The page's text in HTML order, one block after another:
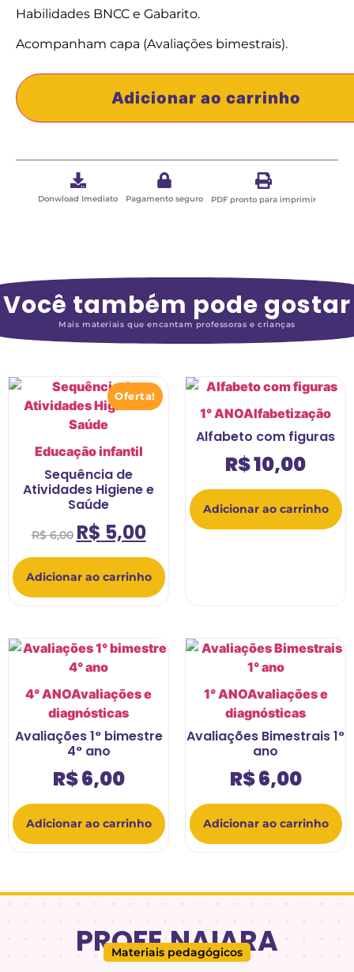
Habilidades BNCC e Gabarito.
Acompanham capa (Avaliações bimestrais).
Adicionar ao carrinho
Donwload Imediato Pagamento seguro PDF pronto para imprimir
Você também pode gostar
Mais materiais que encantam professoras e crianças
Oferta!
Educação infantil
Sequência de
Atividades Higiene e
Saúde
R$6,00 R$ 5,00
Adicionar ao carrinho
1° ANOAlfabetização
Alfabeto com figuras
R$10,00
Adicionar ao carrinho
4° ANOAvaliações e
diagnósticas
Avaliações 1° bimestre
4° ano
R$6,00
Adicionar ao carrinho
1° ANOAvaliações e
diagnósticas
Avaliações Bimestrais 1°
ano
R$6,00
Adicionar ao carrinho
PROFE.NAIARA
Materiais pedagógicos